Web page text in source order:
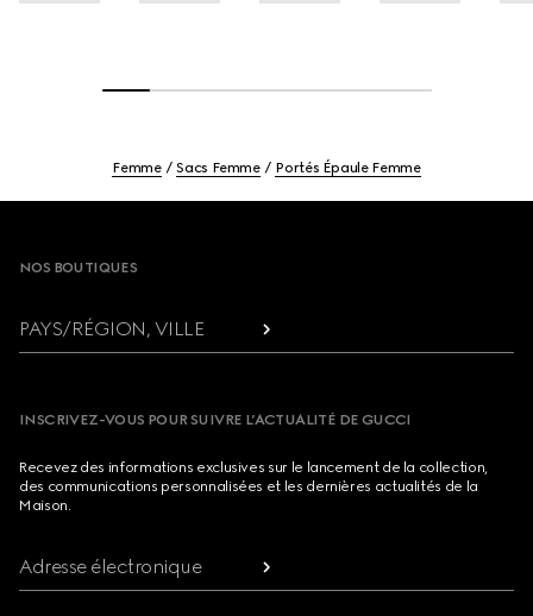
Femme Sacs Femme Portés Épaule Femme
NOS BOUTIQUES
PAYS/RÉGION, VILLE
INSCRIVEZ-VOUS POUR SUIVRE L’ACTUALITÉ DE GUCCI
Recevez des informations exclusives sur le lancement de la collection,
des communications personnalisées et les dernières actualités de la
Maison.
Adresse électronique